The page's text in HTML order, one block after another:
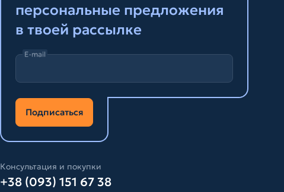
персональные предложения
в твоей рассылке
E-mail
Подписаться
Консультация и покупки
+38 (093) 151 67 38